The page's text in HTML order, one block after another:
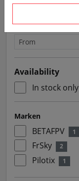
Price
Availability
In stock only
Marken
BETAFPV 1
FrSky 2
Pilotix 1